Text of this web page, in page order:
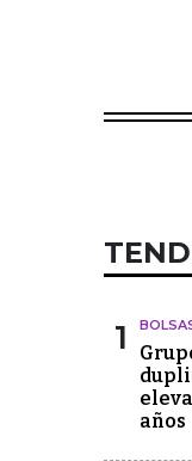
1
años